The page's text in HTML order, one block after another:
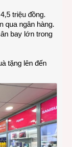
triệu đồng.
qua ngân hàng.
bay lớn trong
tặng lên đến